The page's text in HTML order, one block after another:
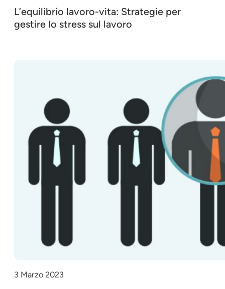
L’equilibrio lavoro-vita: Strategie per
gestire lo stress sul lavoro
3 Marzo 2023